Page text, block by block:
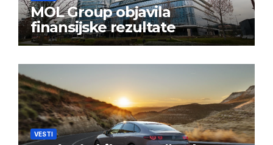
MOL Group objavila
finansijske rezultate
VESTI